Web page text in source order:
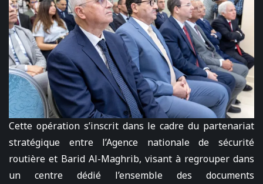
Cette opération s’inscrit dans le cadre du partenariat
stratégique entre l’Agence nationale de sécurité
routière et Barid Al-Maghrib, visant à regrouper dans
un centre dédié l’ensemble des documents